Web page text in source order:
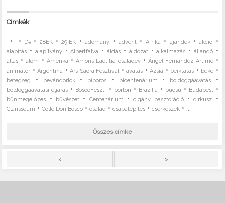
Címkék
• • 1%• 28EK•29.EK •adomány •advent • Afrika • ajándék•akció •
alapítás • alapítvány•Albertfalva •áldás • áldozat•alkalmazás • állandó•
állás •álom • Amerika • Amoris Laetitia-családév •Ángel Fernández Artime•
animátor •Argentína •Ars Sacra Fesztivál •avatás •Ázsia • beiktatás • béke •
betegség • bevándorlók• bíboros • bicentenárium • boldoggáavatás•
boldoggáavatási eljárás • BoscoFeszt • börtön • Brazília • búcsú • Budapest•
bűnmegelőzés • bűvészet• Centenárium •cigány pasztoráció•cirkusz •
Clarisseum •Colle Don Bosco •család •csapatépítés •cserkészek • ...
Összes címke
< >